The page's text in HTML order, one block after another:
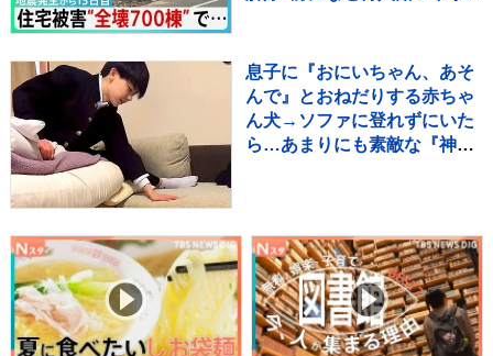
ンデーモーニング】
息子に『おにいちゃん、あそ
んで』とおねだりする赤ちゃ
ん犬→ソファに登れずにいた
ら…あまりにも素敵な『神対